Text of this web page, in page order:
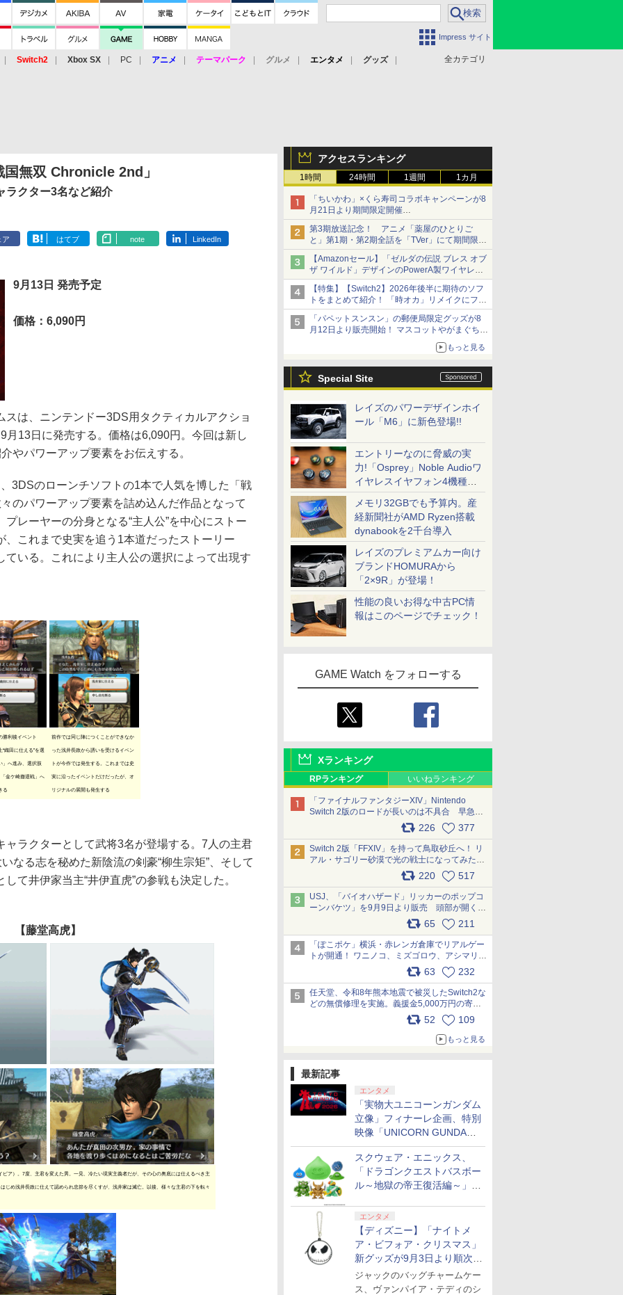
Impress サイト
全カテゴリ
Switch2 Xbox SX PC アニメ テーマパーク グルメ エンタメ
グッズ
アクセスランキング
1時間 24時間 1週間 1カ月
「ちいかわ」×くら寿司コラボキャンペーンが8
月21日より期間限定開催
オリジナルの湯呑みや寿司皿が景品に登場！
第3期放送記念！ アニメ「薬屋のひとりご
と」第1期・第2期全話を「TVer」にて期間限定
で順次無料配信開始
【Amazonセール】「ゼルダの伝説 ブレス オブ
ザ ワイルド」デザインのPowerA製ワイヤレス
コントローラーがお買い得。Switch2でも使用
可能
【特集】【Switch2】2026年後半に期待のソフ
トをまとめて紹介！ 「時オカ」リメイクにフロ
ム新作も……
「パペットスンスン」の郵便局限定グッズが8
月12日より販売開始！ マスコットやがまぐち、
もっと見る
Special Site
レイズのパワーデザインホイ
ール「M6」に新色登場!!
エントリーなのに脅威の実
力!「Osprey」Noble Audioワ
イヤレスイヤフォン4機種を
一気に聴く
メモリ32GBでも予算内。産
経新聞社がAMD Ryzen搭載
dynabookを2千台導入
レイズのプレミアムカー向け
ブランドHOMURAから
「2×9R」が登場！
性能の良いお得な中古PC情
報はこのページでチェック！
GAME Watch をフォローする
Xランキング
RPランキング いいねランキング
「ファイナルファンタジーXIV」Nintendo
Switch 2版のロードが長いのは不具合 早急に
アップデートできるよう対応中226 377
Switch 2版「FFXIV」を持って鳥取砂丘へ！ リ
アル・サゴリー砂漠で光の戦士になってみた
220 517
USJ、「バイオハザード」リッカーのポップコ
ーンバケツ」を9月9日より販売 頭部が開く仕
組み。味は恐怖を堪のう「味噌フレーバー」
65 211
「ぽこポケ」横浜・赤レンガ倉庫でリアルゲー
トが開通！ ワニノコ、ミズゴロウ、アシマリ登
場シーンをレポート pic.x.com/LDgEByVl6D
63 232
任天堂、令和8年熊本地震で被災したSwitch2な
どの無償修理を実施。義援金5,000万円の寄付
も発表 pic.x.com/BAYsMfUfUC
52 109
もっと見る
最新記事
エンタメ
「実物大ユニコーンガンダム
立像」フィナーレ企画、特別
映像「UNICORN GUNDAM
Statue ― BEYOND
POSSIBILITY ―」が8月22日
から10日間限定で上映
スクウェア・エニックス、
「ドラゴンクエストバスボー
ル～地獄の帝王復活編～」を
ムの仲間たち編」も再販
エンタメ
【ディズニー】「ナイトメ
ア・ビフォア・クリスマス」
新グッズが9月3日より順次登
場
ジャックのバッグチャームケー
ス、ヴァンパイア・テディのシ
無双 Chronicle 2nd」
ラクター3名など紹介
ア はてブ note LinkedIn
9月13日 発売予定
価格：6,090円
は、ニンテンドー3DS用タクティカルアクショ
月13日に発売する。価格は6,090円。今回は新し
やパワーアップ要素をお伝えする。
のローンチソフトの1本で人気を博した「戦
のパワーアップ要素を詰め込んだ作品となって
レーヤーの分身となる“主人公”を中心にストー
、これまで史実を追う1本道だったストーリー
ている。これにより主人公の選択によって出現す
勝利後イベント
織田に仕える”を選
」へ進み、選択肢
「金ケ崎撤退戦」へ
る
前作では同じ陣につくことができなか
った浅井長政から誘いを受けるイベン
トが今作では発生する。これまでは史
実に沿ったイベントだけだったが、オ
リジナルの展開も発生する
ラクターとして武将3名が登場する。7人の主君
なる志を秘めた新陰流の剣豪“柳生宗矩”、そして
て井伊家当主“井伊直虎”の参戦も決定した。
【藤堂高虎】
ア）。7度、主君を変えた男。一見、冷たい現実主義者だが、その心の奥底には仕えるべき主
じめ浅井長政に仕えて認められ忠節を尽くすが、浅井家は滅亡。以後、様々な主君の下を転々